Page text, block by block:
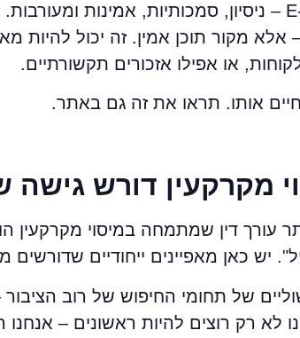
– ניסיון, סמכותיות, אמינות
מקור תוכן אמין. זה יכול
או אפילו אזכורים תקשורתיים.
אותו. תראו את זה גם באתר.
מקרקעין דורש גישה
עורך דין שמתמחה במיסוי
יש כאן מאפיינים ייחודיים
של תחומי החיפוש של רוב
לא רק רוצים להיות ראשונים –